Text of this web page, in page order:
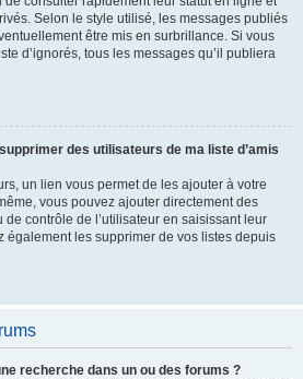
Selon le style utilisé, les messages publiés
être mis en surbrillance. Si vous
d’ignorés, tous les messages qu’il publiera
des utilisateurs de ma liste d’amis
un lien vous permet de les ajouter à votre
vous pouvez ajouter directement des
contrôle de l’utilisateur en saisissant leur
également les supprimer de vos listes depuis
recherche dans un ou des forums ?